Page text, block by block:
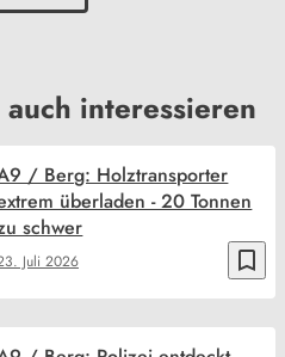
interessieren
bookmark_border
Juli 2026
/ Berg: Holztransporter
überladen - 20 Tonnen
schwer